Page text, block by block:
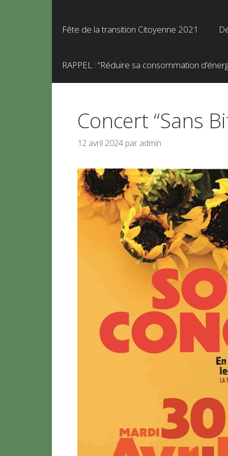
Fête de la transition Citoyenne 2021
RAPPEL : “Réduire sa consommation
Concert “Sans
12 avril 2024 par admin